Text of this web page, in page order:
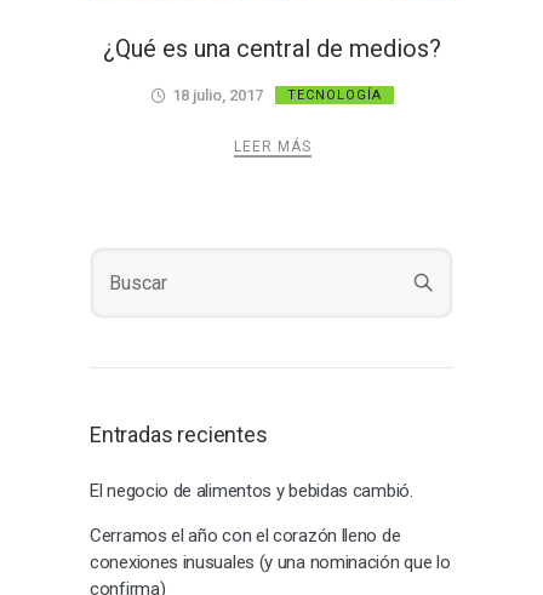
¿Qué es una central de medios?
18 julio, 2017 TECNOLOGÍA
LEER MÁS
Entradas recientes
El negocio de alimentos y bebidas cambió.
Cerramos el año con el corazón lleno de
conexiones inusuales (y una nominación que lo
confirma)